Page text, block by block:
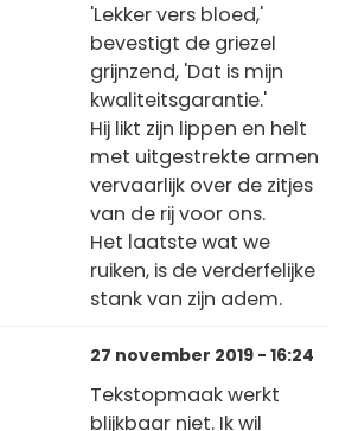
'Lekker vers bloed,'
bevestigt de griezel
grijnzend, 'Dat is mijn
kwaliteitsgarantie.'
Hij likt zijn lippen en helt
met uitgestrekte armen
vervaarlijk over de zitjes
van de rij voor ons.
Het laatste wat we
ruiken, is de verderfelijke
stank van zijn adem.
27 november 2019 - 16:24
Tekstopmaak werkt
blijkbaar niet. Ik wil